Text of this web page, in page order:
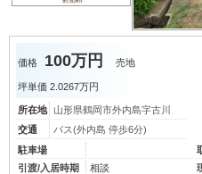
価格 100万円 売地
坪単価 2.0267万円
所在地
山形県鶴岡市外内島字古川
交通
バス(外内島 停歩6分)
駐車場
引渡/入居時期
相談